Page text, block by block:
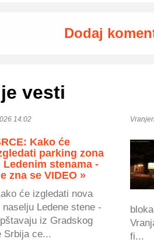
Dodaj
vesti
14:02
Kako će
parking zona
Ledenim stenama -
zna se VIDEO »
će izgledati nova
Ledene stene -
iz Gradskog
Srbija ce...
fi...